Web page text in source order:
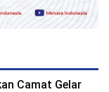
Camat Gelar